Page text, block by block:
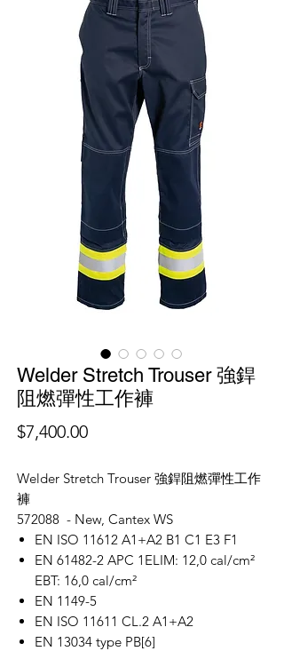
Welder Stretch Trouser 強銲
阻燃彈性工作褲
$7,400.00價
Welder Stretch Trouser 強銲阻燃彈性工作
褲
572088 - New, Cantex WS
EN ISO 11612 A1+A2 B1 C1 E3 F1
EN 61482-2 APC 1ELIM: 12,0 cal/cm²
EBT: 16,0 cal/cm²
EN 1149-5
EN ISO 11611 CL.2 A1+A2
EN 13034 type PB[6]